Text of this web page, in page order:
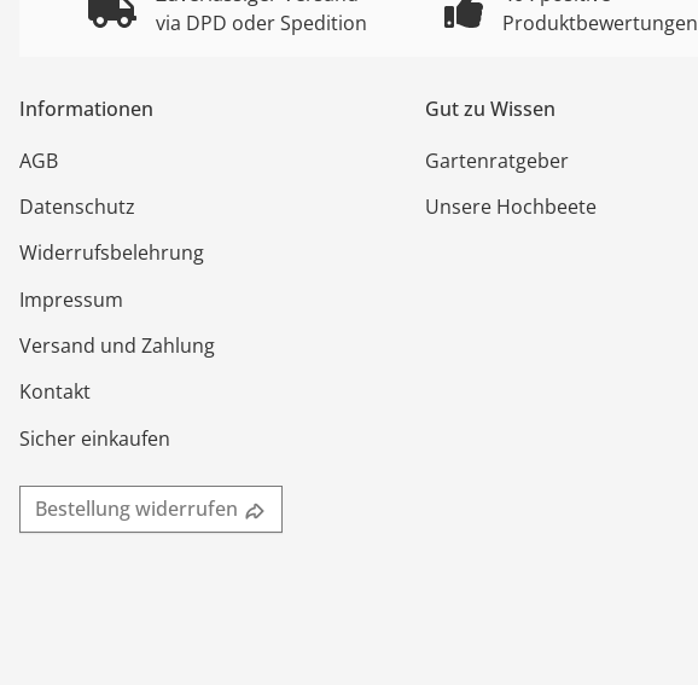
via DPD oder Spedition
Produktbewertungen
Informationen
AGB
Datenschutz
Widerrufsbelehrung
Impressum
Versand und Zahlung
Kontakt
Sicher einkaufen
Bestellung widerrufen
Gut zu Wissen
Gartenratgeber
Unsere Hochbeete